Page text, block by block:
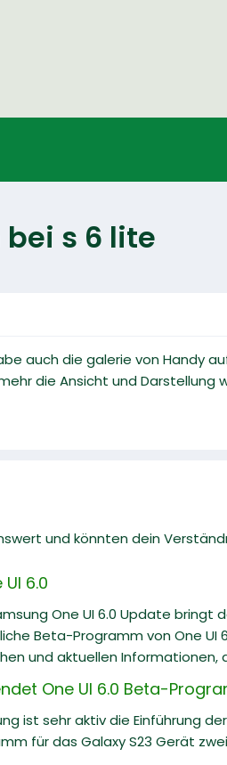
s 6 lite
auch die galerie von Handy
die Ansicht und
und könnten dein
6.0
One UI 6.0 Update
Beta-Programm von One UI
und aktuellen Informationen,
One UI 6.0 Beta-
ist sehr aktiv die Einführung
für das Galaxy S23 Gerät zwei